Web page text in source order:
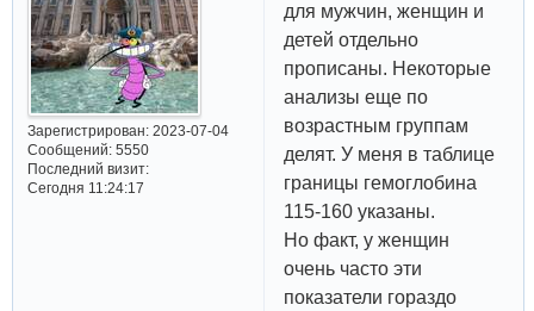
Зарегистрирован: 2023-07-04
Сообщений:5550
Последний визит:
Сегодня 11:24:17
для мужчин, женщин и
детей отдельно
прописаны. Некоторые
анализы еще по
возрастным группам
делят. У меня в таблице
границы гемоглобина
115-160 указаны.
Но факт, у женщин
очень часто эти
показатели гораздо